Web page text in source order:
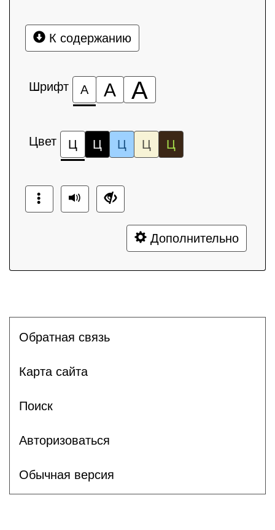
К содержанию
Шрифт А А А
Цвет Ц Ц Ц Ц Ц
Дополнительно
Обратная связь
Карта сайта
Поиск
Авторизоваться
Обычная версия